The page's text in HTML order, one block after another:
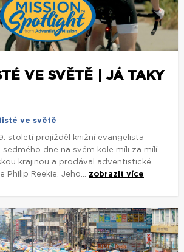
VE SVĚTĚ | JÁ TAKY
ve světě
století projížděl knižní evangelista
dne na svém kole míli za mílí
krajinou a prodával adventistické
Philip Reekie. Jeho... zobrazit více